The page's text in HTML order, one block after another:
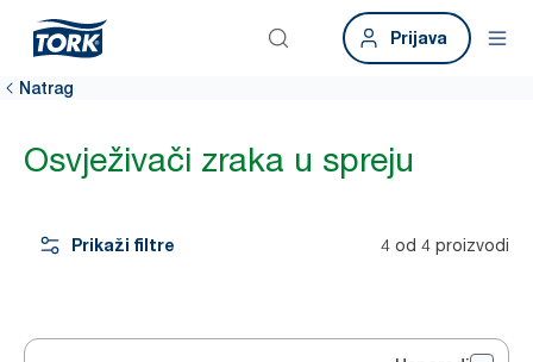
Prijava
Natrag
Osvježivači zraka u spreju
Prikaži filtre 4 od 4 proizvodi